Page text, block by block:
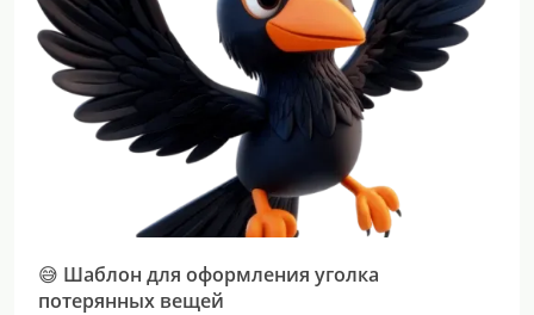
😅 Шаблон для оформления уголка
потерянных вещей